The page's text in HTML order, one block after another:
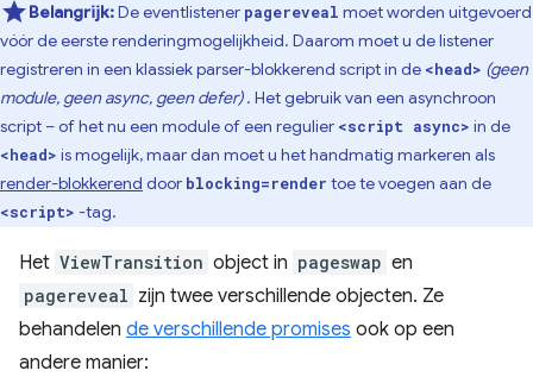
Belangrijk:De eventlistener pagereveal moet worden uitgevoerd
vóór de eerste renderingmogelijkheid. Daarom moet u de listener
registreren in een klassiek parser-blokkerend script in de <head> (geen
module, geen async, geen defer). Het gebruik van een asynchroon
script – of het nu een module of een regulier <script async> in de
<head> is mogelijk, maar dan moet u het handmatig markeren als
render-blokkerend door blocking=render toe te voegen aan de
<script> -tag.
Het ViewTransition object in pageswap en
pagereveal zijn twee verschillende objecten. Ze
behandelen de verschillende promises ook op een
andere manier: